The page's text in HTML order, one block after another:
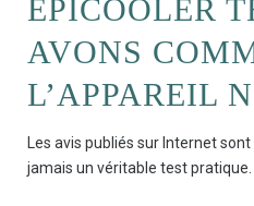
EPICOOLER
AVONS
L’APPAREIL
Les avis publiés sur Internet
jamais un véritable test pratique.